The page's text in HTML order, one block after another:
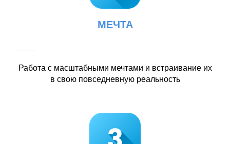
Создание вашей персональной нейрографической